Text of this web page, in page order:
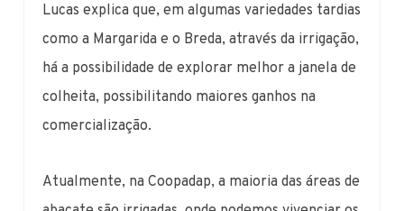
Lucas explica que, em algumas variedades tardias
como a Margarida e o Breda, através da irrigação,
há a possibilidade de explorar melhor a janela de
colheita, possibilitando maiores ganhos na
comercialização.
Atualmente, na Coopadap, a maioria das áreas de